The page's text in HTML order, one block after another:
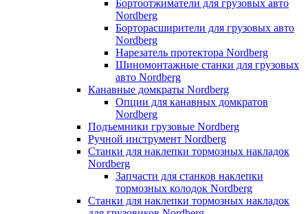
Бортоотжиматели для грузовых авто
Nordberg
Борторасширители для грузовых авто
Nordberg
Нарезатель протектора Nordberg
Шиномонтажные станки для грузовых
авто Nordberg
Канавные домкраты Nordberg
Опции для канавных домкратов
Nordberg
Подъемники грузовые Nordberg
Ручной инструмент Nordberg
Станки для наклепки тормозных накладок
Nordberg
Запчасти для станков наклепки
тормозных колодок Nordberg
Станки для наклепки тормозных накладок